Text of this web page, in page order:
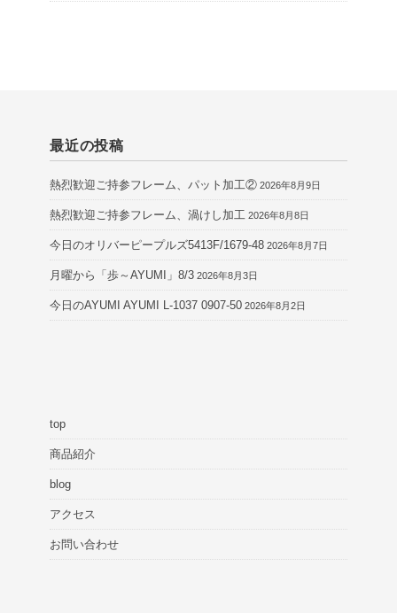
最近の投稿
熱烈歓迎ご持参フレーム、パット加工② 2026年8月9日
熱烈歓迎ご持参フレーム、渦けし加工 2026年8月8日
今日のオリバーピープルズ5413F/1679-48 2026年8月7日
月曜から「歩～AYUMI」8/3 2026年8月3日
今日のAYUMI AYUMI L-1037 0907-50 2026年8月2日
top
商品紹介
blog
アクセス
お問い合わせ